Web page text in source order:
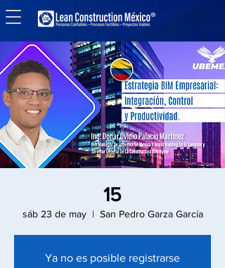
15
sáb 23 de may
  |
San Pedro Garza García
Ya no es posible registrarse